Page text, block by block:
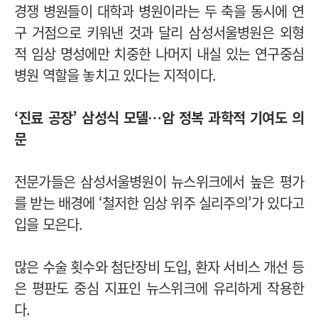
경쟁 병원들이 대학과 병원이라는 두 축을 동시에 연
구 거점으로 키워낸 것과 달리 삼성서울병원은 외형
적 임상 명성에만 치중한 나머지 내실 있는 연구중심
병원 역할을 놓치고 있다는 지적이다.
‘진료 공장’ 삼성식 모델…암 정복 과학적 기여도 의
문
전문가들은 삼성서울병원이 뉴스위크에서 높은 평가
를 받는 배경에 ‘철저한 임상 위주 실리주의’가 있다고
입을 모은다.
많은 수술 횟수와 첨단장비 도입, 환자 서비스 개선 등
은 평판도 중심 지표인 뉴스위크에 유리하게 작용한
다.